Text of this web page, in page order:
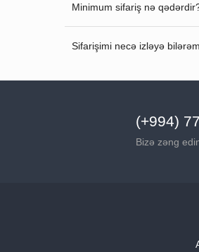
Minimum sifariş nə
Sifarişimi necə izləyə
(+994)
Bizə zəng